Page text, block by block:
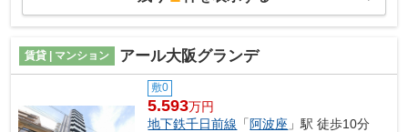
賃貸 | マンション アール大阪グランデ
敷0
5.593万円
地下鉄千日前線 「 阿波座 」駅 徒歩10分